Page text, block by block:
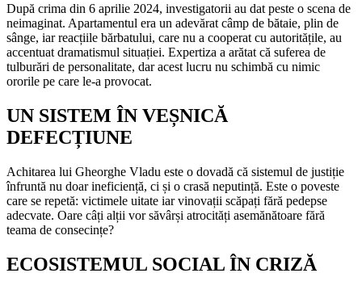
După crima din 6 aprilie 2024, investigatorii au dat peste o scena de
neimaginat. Apartamentul era un adevărat câmp de bătaie, plin de
sânge, iar reacțiile bărbatului, care nu a cooperat cu autoritățile, au
accentuat dramatismul situației. Expertiza a arătat că suferea de
tulburări de personalitate, dar acest lucru nu schimbă cu nimic
ororile pe care le-a provocat.
UN SISTEM ÎN VEȘNICĂ
DEFECȚIUNE
Achitarea lui Gheorghe Vladu este o dovadă că sistemul de justiție
înfruntă nu doar ineficiență, ci și o crasă neputință. Este o poveste
care se repetă: victimele uitate iar vinovații scăpați fără pedepse
adecvate. Oare câți alții vor săvârși atrocități asemănătoare fără
teama de consecințe?
ECOSISTEMUL SOCIAL ÎN CRIZĂ